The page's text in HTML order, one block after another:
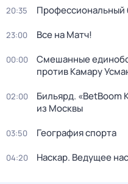
20:35
23:00 Все на Матч!
00:00
Смешанные
против Камару
02:00
Бильярд. «BetBoom
из Москвы
03:50 География спорта
04:20 Наскар. Ведущее